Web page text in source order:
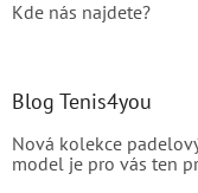
Kde nás najdete?
Blog Tenis4you
Nová kolekce
model je pro vás ten